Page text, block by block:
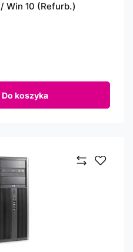
Win 10 (Refurb.)
Do koszyka